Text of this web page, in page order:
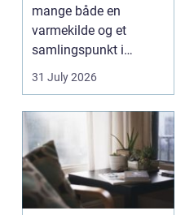
mange både en
varmekilde og et
samlingspunkt i
hjemmet. Flammerne
31 July 2026